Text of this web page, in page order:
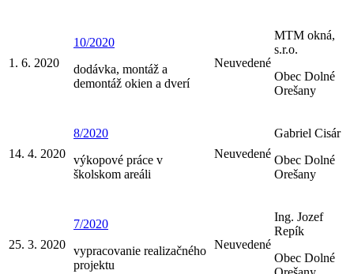
1. 6. 2020
10/2020
dodávka, montáž a
demontáž okien a dverí
Neuvedené
MTM okná,
s.r.o.
Obec Dolné
Orešany
14. 4. 2020
8/2020
výkopové práce v
školskom areáli
Neuvedené
Gabriel Cisár
Obec Dolné
Orešany
25. 3. 2020
7/2020
vypracovanie realizačného
projektu
Neuvedené
Ing. Jozef
Repík
Obec Dolné